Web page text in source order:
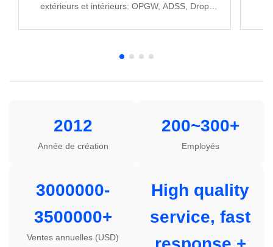
extérieurs et intérieurs: OPGW, ADSS, Drop
2012
Année de création
200~300+
Employés
3000000-
3500000+
Ventes annuelles (USD)
High quality
service, fast